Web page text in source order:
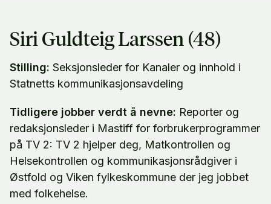
Siri Guldteig Larssen (48)
Stilling: Seksjonsleder for Kanaler og innhold i
Statnetts kommunikasjonsavdeling
Tidligere jobber verdt å nevne: Reporter og
redaksjonsleder i Mastiff for forbrukerprogrammer
på TV 2: TV 2 hjelper deg, Matkontrollen og
Helsekontrollen og kommunikasjonsrådgiver i
Østfold og Viken fylkeskommune der jeg jobbet
med folkehelse.